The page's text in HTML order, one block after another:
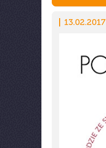
13.02.2017